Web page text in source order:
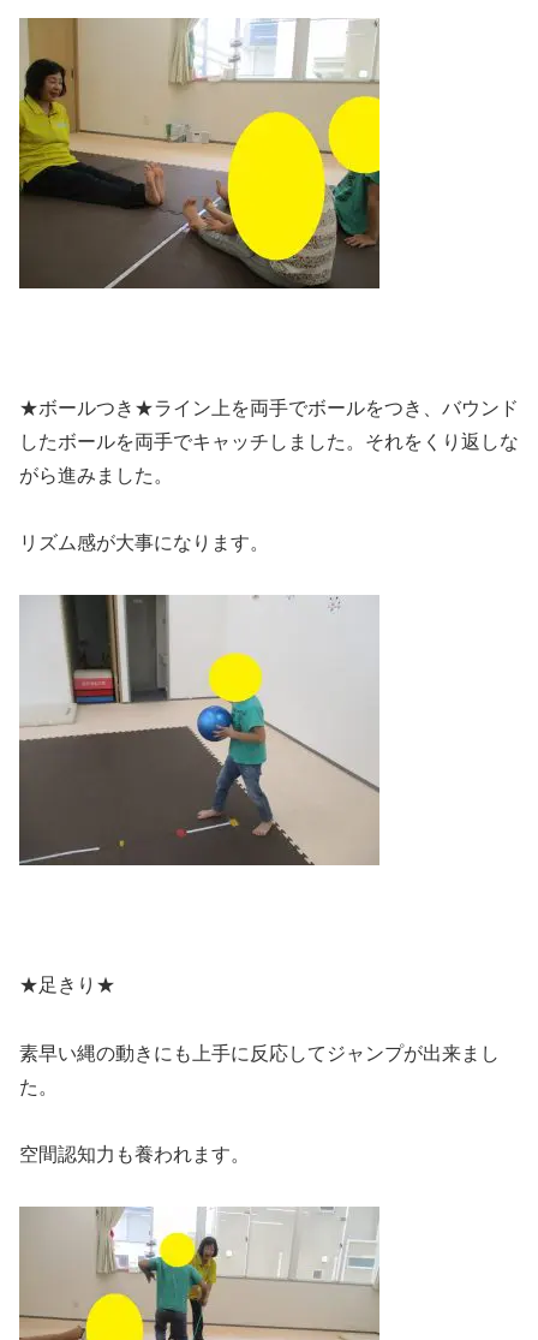
★ボールつき★ライン上を両手でボールをつき、バウンド
したボールを両手でキャッチしました。それをくり返しな
がら進みました。
リズム感が大事になります。
★足きり★
素早い縄の動きにも上手に反応してジャンプが出来まし
た。
空間認知力も養われます。